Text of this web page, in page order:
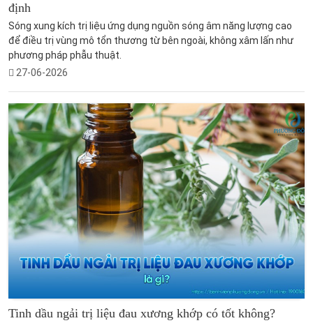
định
Sóng xung kích trị liệu ứng dụng nguồn sóng âm năng lượng cao
để điều trị vùng mô tổn thương từ bên ngoài, không xâm lấn như
phương pháp phẫu thuật.
27-06-2026
Tinh dầu ngải trị liệu đau xương khớp có tốt không?